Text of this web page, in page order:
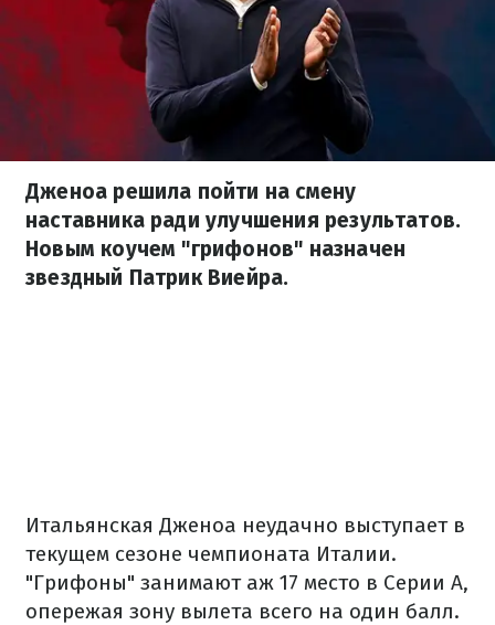
Дженоа решила пойти на смену
наставника ради улучшения результатов.
Новым коучем "грифонов" назначен
звездный Патрик Виейра.
Итальянская Дженоа неудачно выступает в
текущем сезоне чемпионата Италии.
"Грифоны" занимают аж 17 место в Серии А,
опережая зону вылета всего на один балл.